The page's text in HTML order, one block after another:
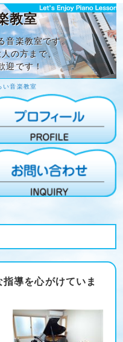
教室
音楽教室です。
の方まで、
迎です！
い音楽教室
導を心がけていま